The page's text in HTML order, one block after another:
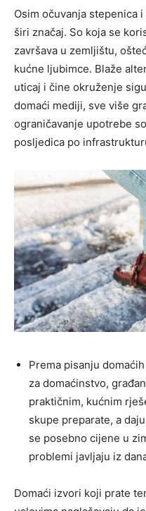
Osim očuvanja stepenica
širi značaj. So koja se
završava u zemljištu,
kućne ljubimce. Blaže
uticaj i čine okruženje
domaći mediji, sve više
ograničavanje upotrebe
posljedica po
Prema pisanju
za domaćinstvo,
praktičnim, kućnim
skupe preparate, a
se posebno cijene u
problemi javljaju iz
Domaći izvori koji prate